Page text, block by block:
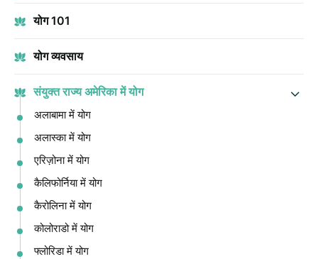
योग 101
योग व्यवसाय
संयुक्त राज्य अमेरिका में योग
अलाबामा में योग
अलास्का में योग
एरिज़ोना में योग
कैलिफोर्निया में योग
कैरोलिना में योग
कोलोराडो में योग
फ्लोरिडा में योग